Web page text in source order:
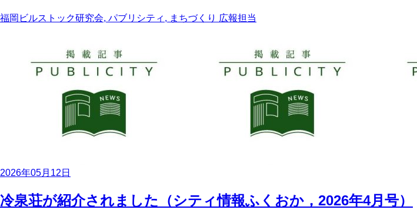
福岡ビルストック研究会, パブリシティ, まちづくり 広報担当
2026年05月12日
冷泉荘が紹介されました（シティ情報ふくおか，2026年4月号）